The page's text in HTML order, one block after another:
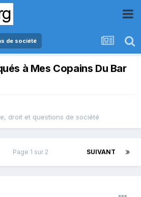
de société
à Mes Copains Du Bar
droit et questions de société
SUIVANT
Page 1 sur 2